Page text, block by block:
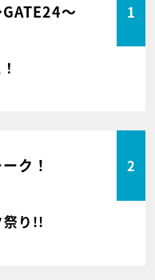
～ 1
ク！ 2
祭り!!